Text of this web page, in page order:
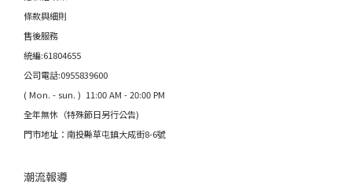
條款與細則
售後服務
統編:61804655
公司電話:0955839600
( Mon. - sun. ) 11:00 AM - 20:00 PM
全年無休（特殊節日另行公告)
門市地址：南投縣草屯鎮大成街8-6號
潮流報導